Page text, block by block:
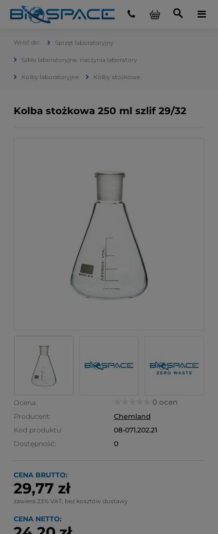
Sprzęt laboratoryjny
Szkło laboratoryjne, naczynia laboratory
Kolby laboratoryjne Kolby stożkowe
Kolba stożkowa 250 ml szlif 29/32
Ocena: 0 ocen
Producent:
Chemland
Kod produktu:
08-071.202.21
Dostępność:
0
CENA BRUTTO:
29,77 zł
zawiera 23% VAT, bez kosztów dostawy
CENA NETTO: